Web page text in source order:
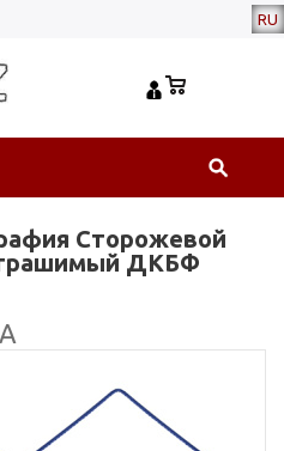
RU
Сторожевой
ДКБФ